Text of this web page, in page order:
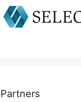
Partners